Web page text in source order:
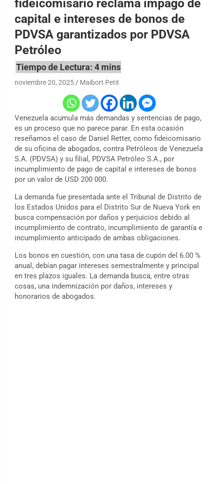
fideicomisario reclama impago de
capital e intereses de bonos de
PDVSA garantizados por PDVSA
Petróleo
noviembre 20, 2025 Maibort Petit
Venezuela acumula más demandas y sentencias de pago,
es un proceso que no parece parar. En esta ocasión
reseñamos el caso de Daniel Retter, como fideicomisario
de su oficina de abogados, contra Petróleos de Venezuela
S.A. (PDVSA) y su filial, PDVSA Petróleo S.A., por
incumplimiento de pago de capital e intereses de bonos
por un valor de USD 200 000.
La demanda fue presentada ante el Tribunal de Distrito de
los Estados Unidos para el Distrito Sur de Nueva York en
busca compensación por daños y perjuicios debido al
incumplimiento de contrato, incumplimiento de garantía e
incumplimiento anticipado de ambas obligaciones.
Los bonos en cuestión, con una tasa de cupón del 6.00 %
anual, debían pagar intereses semestralmente y principal
en tres plazos iguales. La demanda busca, entre otras
cosas, una indemnización por daños, intereses y
honorarios de abogados.